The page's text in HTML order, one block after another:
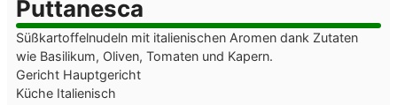
Puttanesca
Süßkartoffelnudeln mit italienischen Aromen dank Zutaten
wie Basilikum, Oliven, Tomaten und Kapern.
Gericht Hauptgericht
Küche Italienisch